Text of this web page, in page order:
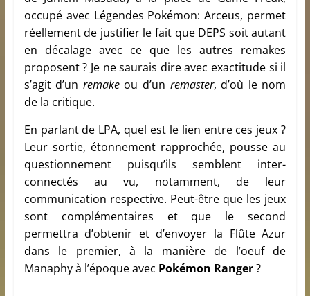
occupé avec Légendes Pokémon: Arceus, permet
réellement de justifier le fait que DEPS soit autant
en décalage avec ce que les autres remakes
proposent ? Je ne saurais dire avec exactitude si il
s’agit d’un remakeou d’un remaster, d’où le nom
de la critique.
En parlant de LPA, quel est le lien entre ces jeux ?
Leur sortie, étonnement rapprochée, pousse au
questionnement puisqu’ils semblent inter-
connectés au vu, notamment, de leur
communication respective. Peut-être que les jeux
sont complémentaires et que le second
permettra d’obtenir et d’envoyer la Flûte Azur
dans le premier, à la manière de l’oeuf de
Manaphy à l’époque avec Pokémon Ranger?